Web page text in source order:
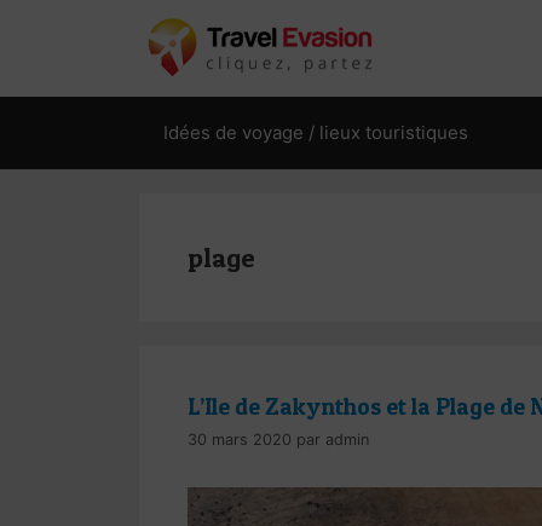
Idées de voyage / lieux touristiques
plage
L’Ile de Zakynthos et la Plage de
30 mars 2020 par admin